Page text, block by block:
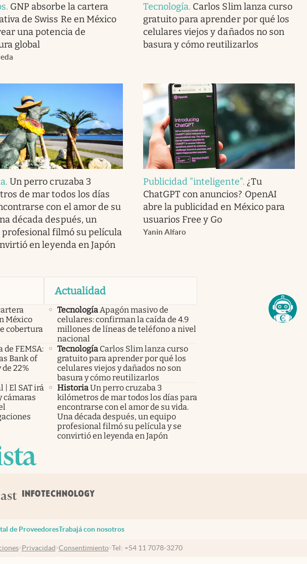
. GNP absorbe la cartera
de Swiss Re en México
una potencia de
global
Tecnología. Carlos Slim lanza curso
gratuito para aprender por qué los
celulares viejos y dañados no son
basura y cómo reutilizarlos
.Un perro cruzaba 3
de mar todos los días
con el amor de su
década después, un
profesional filmó su película
en leyenda en Japón
Publicidad "inteligente". ¿Tu
ChatGPT con anuncios? OpenAI
abre la publicidad en México para
usuarios Free y Go
Yanin Alfaro
México
cobertura
FEMSA:
Bank of
22%
| El SAT irá
cámaras
Actualidad
Tecnología Apagón masivo de
celulares: confirman la caída de 4.9
millones de líneas de teléfono a nivel
nacional
Tecnología Carlos Slim lanza curso
gratuito para aprender por qué los
celulares viejos y dañados no son
basura y cómo reutilizarlos
HistoriaUn perro cruzaba 3
kilómetros de mar todos los días para
encontrarse con el amor de su vida.
Una década después, un equipo
profesional filmó su película y se
convirtió en leyenda en Japón
de ProveedoresTrabajá con nosotros
Privacidad Consentimiento Tel: +54 11 7078-3270